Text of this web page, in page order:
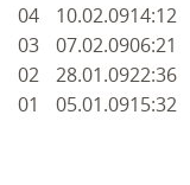
04
10.02.0914:12
03
07.02.0906:21
02
28.01.0922:36
01
05.01.0915:32